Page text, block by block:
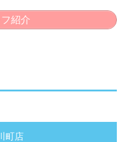
紹介
町店